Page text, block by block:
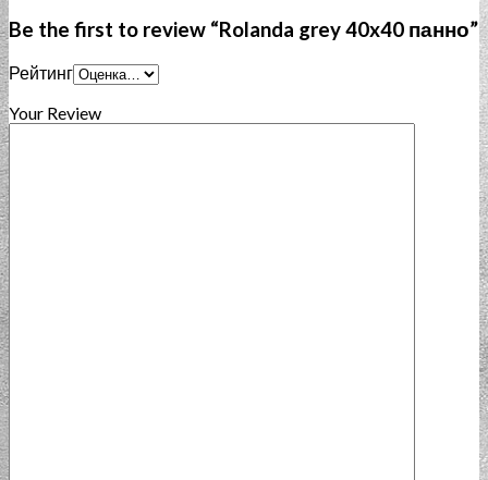
Be the first to review “Rolanda grey 40x40 панно”
Рейтинг
Your Review